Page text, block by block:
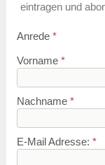
eintragen und
Anrede *
Vorname *
Nachname *
E-Mail Adresse: *